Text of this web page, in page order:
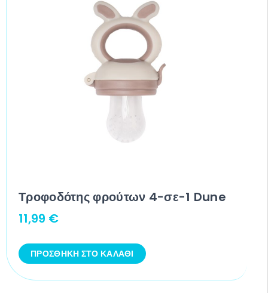
Τροφοδότης φρούτων 4-σε-1 Dune
11,99 €
ΠΡΟΣΘΉΚΗ ΣΤΟ ΚΑΛΆΘΙ